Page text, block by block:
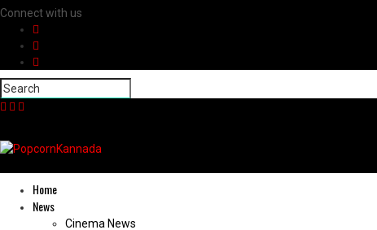
Connect with us
Home
News
Cinema News